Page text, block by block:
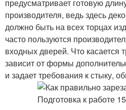
предусматривает готовую
производителя, ведь здесь
должно быть на всех торцах
часто пользуются
входных дверей. Что касается
зависит от формы
и задает требования к стыку,